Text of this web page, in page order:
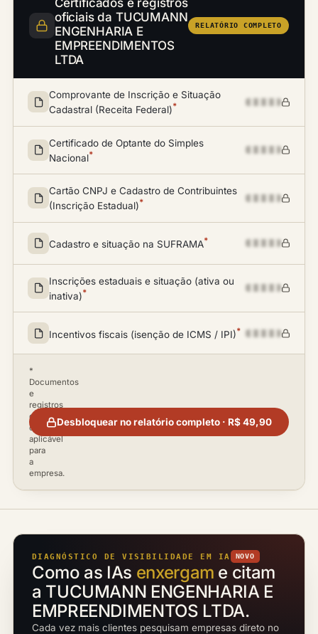
Certificados e registros
oficiais da TUCUMANN
ENGENHARIA E
EMPREENDIMENTOS
LTDA
RELATÓRIO COMPLETO
Comprovante de Inscrição e Situação
Cadastral (Receita Federal)*
Certificado de Optante do Simples
Nacional*
Cartão CNPJ e Cadastro de Contribuintes
(Inscrição Estadual)*
Cadastro e situação na SUFRAMA*
Inscrições estaduais e situação (ativa ou
inativa)*
Incentivos fiscais (isenção de ICMS / IPI)*
*
Documentos
e
registros
disponíveis
conforme
aplicável
para
a
empresa.
Desbloquear no relatório completo · R$ 49,90
DIAGNÓSTICO DE VISIBILIDADE EM IA NOVO
Como as IAs enxergam e citam
a TUCUMANN ENGENHARIA E
EMPREENDIMENTOS LTDA.
Cada vez mais clientes pesquisam empresas direto no